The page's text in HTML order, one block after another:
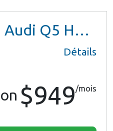
Audi Q5 Hybrid
Détails
$949/mois